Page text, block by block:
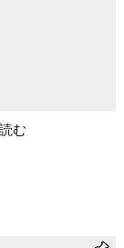
む